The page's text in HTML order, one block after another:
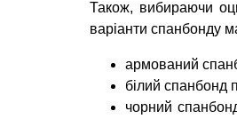
Також, вибираючи
варіанти спанбонду
армований
білий спанбонд
чорний